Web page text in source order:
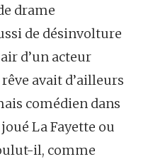
drame
de désinvolture
d’un acteur
avait d’ailleurs
comédien dans
La Fayette ou
il, comme